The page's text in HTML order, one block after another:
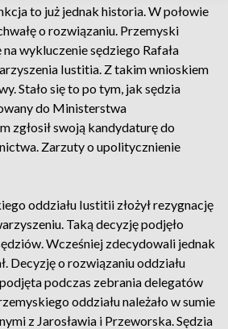
to już jednak historia. W połowie
o rozwiązaniu. Przemyski
na wykluczenie sędziego Rafała
Iustitia. Z takim wnioskiem
Stało się to po tym, jak sędzia
do Ministerstwa
zgłosił swoją kandydaturę do
Zarzuty o upolitycznienie
oddziału Iustitii złożył rezygnację
Taką decyzję podjęło
Wcześniej zdecydowali jednak
Decyzję o rozwiązaniu oddziału
podczas zebrania delegatów
oddziału należało w sumie
z Jarosławia i Przeworska. Sędzia